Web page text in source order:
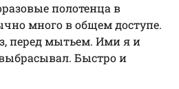
полотенца в
много в общем доступе.
перед мытьем. Ими я и
Быстро и